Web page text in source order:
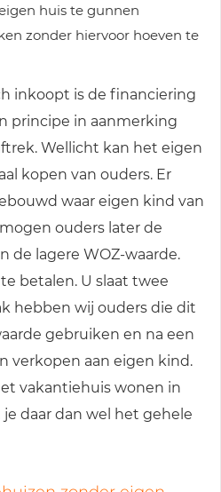
huis te gunnen
zonder hiervoor hoeven te
inkoopt is de financiering
principe in aanmerking
Wellicht kan het eigen
kopen van ouders. Er
waar eigen kind van
ouders later de
de lagere WOZ-waarde.
betalen. U slaat twee
hebben wij ouders die dit
gebruiken en na een
verkopen aan eigen kind.
vakantiehuis wonen in
daar dan wel het gehele